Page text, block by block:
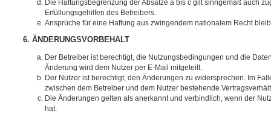
Die Haftungsbegrenzung der Absätze a bis c gilt sinngemäß auch
Erfüllungsgehilfen des Betreibers.
Ansprüche für eine Haftung aus zwingendem nationalem Recht
6. ÄNDERUNGSVORBEHALT
Der Betreiber ist berechtigt, die Nutzungsbedingungen und die
Änderung wird dem Nutzer per E-Mail mitgeteilt.
Der Nutzer ist berechtigt, den Änderungen zu widersprechen. Im
zwischen dem Betreiber und dem Nutzer bestehende
Die Änderungen gelten als anerkannt und verbindlich, wenn der
hat.